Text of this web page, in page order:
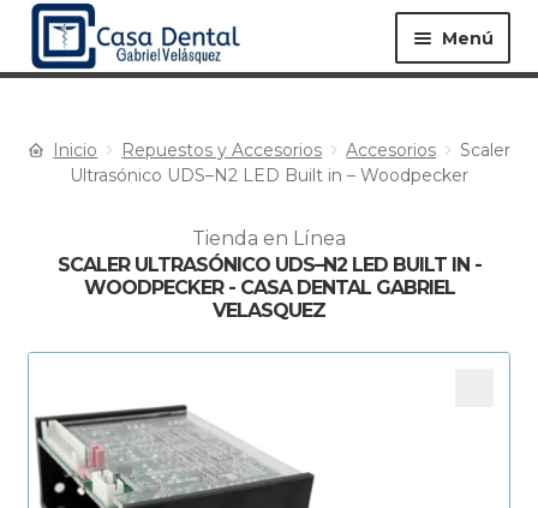
Menú
Equipos ▸ Materiales ▸
Especialidades ▸ Instrumentos ▸
Procedimientos ▸ Bioseguridad ▸
Desechables ▸
Inicio Repuestos y Accesorios Accesorios
Scaler
Ultrasónico UDS–N2 LED Built in – Woodpecker
Tienda en Línea
SCALER ULTRASÓNICO UDS–N2 LED BUILT IN -
WOODPECKER - CASA DENTAL GABRIEL
VELASQUEZ